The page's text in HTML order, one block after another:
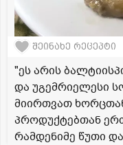
შეინახე რეცეპტი
"ეს არის
და უგემრიელესი
მიირთვათ
პროდუქტებთან
რამდენიმე წუთი